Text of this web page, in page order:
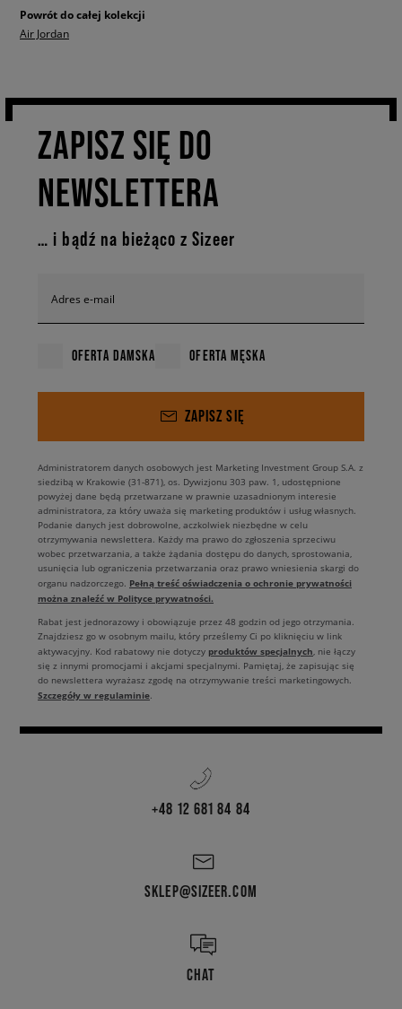
Powrót do całej kolekcji
Air Jordan
ZAPISZ SIĘ DO
NEWSLETTERA
… i bądź na bieżąco z Sizeer
Adres e-mail
OFERTA DAMSKA OFERTA MĘSKA
ZAPISZ SIĘ
Administratorem danych osobowych jest Marketing Investment Group S.A. z
siedzibą w Krakowie (31-871), os. Dywizjonu 303 paw. 1, udostępnione
powyżej dane będą przetwarzane w prawnie uzasadnionym interesie
administratora, za który uważa się marketing produktów i usług własnych.
Podanie danych jest dobrowolne, aczkolwiek niezbędne w celu
otrzymywania newslettera. Każdy ma prawo do zgłoszenia sprzeciwu
wobec przetwarzania, a także żądania dostępu do danych, sprostowania,
usunięcia lub ograniczenia przetwarzania oraz prawo wniesienia skargi do
organu nadzorczego. Pełną treść oświadczenia o ochronie prywatności
można znaleźć w Polityce prywatności.
Rabat jest jednorazowy i obowiązuje przez 48 godzin od jego otrzymania.
Znajdziesz go w osobnym mailu, który prześlemy Ci po kliknięciu w link
aktywacyjny. Kod rabatowy nie dotyczy produktów specjalnych , nie łączy
się z innymi promocjami i akcjami specjalnymi. Pamiętaj, że zapisując się
do newslettera wyrażasz zgodę na otrzymywanie treści marketingowych.
Szczegóły w regulaminie
+48 12 681 84 84
SKLEP@SIZEER.COM
CHAT